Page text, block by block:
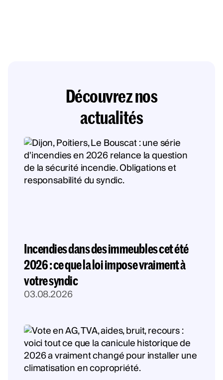
Découvrez nos
actualités
Incendies dans des immeubles cet été
2026 : ce que la loi impose vraiment à
votre syndic
03.08.2026